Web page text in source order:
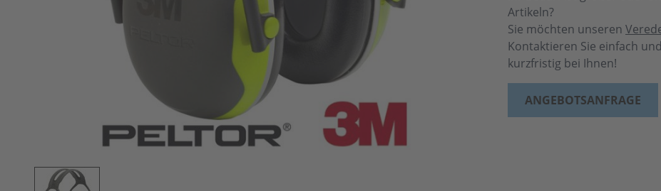
Artikeln?
Sie möchten unseren
Kontaktieren Sie einfach
kurzfristig bei Ihnen!
ANGEBOTSANFRAGE